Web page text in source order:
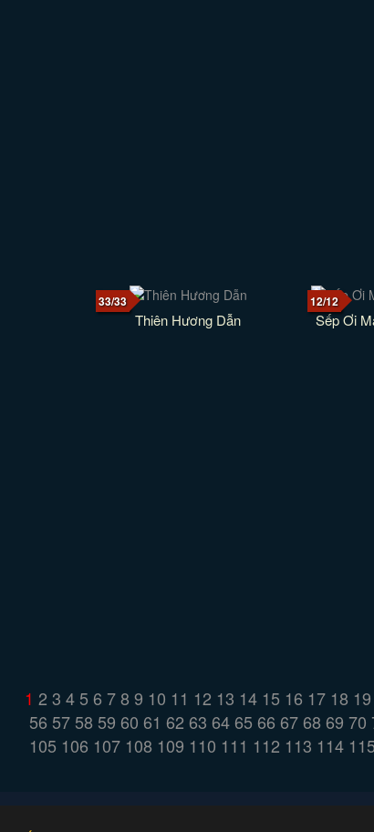
33/33
Thiên Hương Dẫn
12/12
Sếp Ơi
1 2 3 4 56 78 9 10 11 12 13 14 15 16 17 18 19
56 57 58 59 60 61 62 63 646566 6768 69 70
105 106 107 108 109 110 111 112 113 114